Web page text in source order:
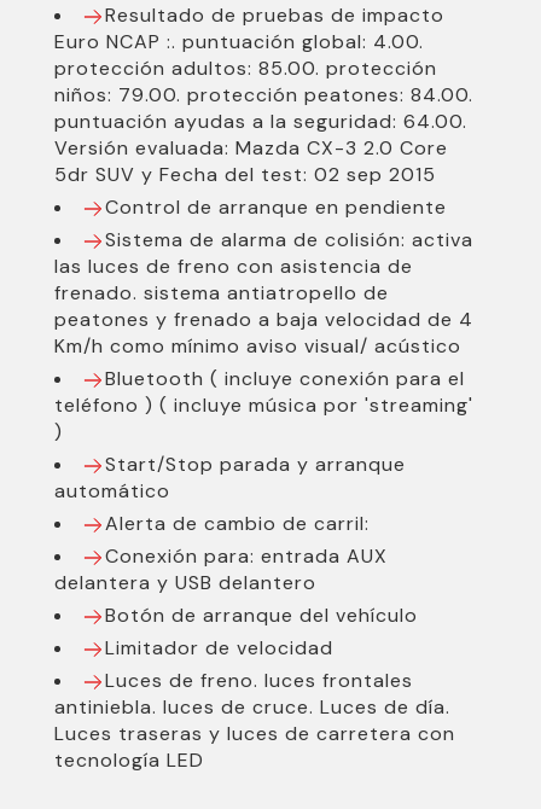
Resultado de pruebas de impacto
Euro NCAP :. puntuación global: 4.00.
protección adultos: 85.00. protección
niños: 79.00. protección peatones: 84.00.
puntuación ayudas a la seguridad: 64.00.
Versión evaluada: Mazda CX-3 2.0 Core
5dr SUV y Fecha del test: 02 sep 2015
Control de arranque en pendiente
Sistema de alarma de colisión: activa
las luces de freno con asistencia de
frenado. sistema antiatropello de
peatones y frenado a baja velocidad de 4
Km/h como mínimo aviso visual/ acústico
Bluetooth ( incluye conexión para el
teléfono ) ( incluye música por 'streaming'
)
Start/Stop parada y arranque
automático
Alerta de cambio de carril:
Conexión para: entrada AUX
delantera y USB delantero
Botón de arranque del vehículo
Limitador de velocidad
Luces de freno. luces frontales
antiniebla. luces de cruce. Luces de día.
Luces traseras y luces de carretera con
tecnología LED